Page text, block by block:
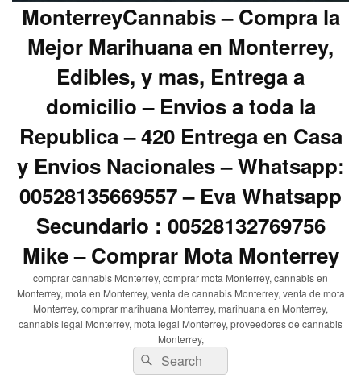
MonterreyCannabis – Compra la
Mejor Marihuana en Monterrey,
Edibles, y mas, Entrega a
domicilio – Envios a toda la
Republica – 420 Entrega en Casa
y Envios Nacionales – Whatsapp:
00528135669557 – Eva Whatsapp
Secundario : 00528132769756
Mike – Comprar Mota Monterrey
comprar cannabis Monterrey, comprar mota Monterrey, cannabis en
Monterrey, mota en Monterrey, venta de cannabis Monterrey, venta de mota
Monterrey, comprar marihuana Monterrey, marihuana en Monterrey,
cannabis legal Monterrey, mota legal Monterrey, proveedores de cannabis
Monterrey,
Search
for:
Search